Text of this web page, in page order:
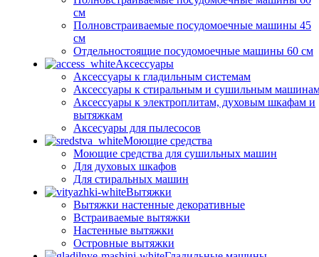
см
Полновстраиваемые посудомоечные машины 45
см
Отдельностоящие посудомоечные машины 60 см
Аксессуары
Аксессуары к гладильным системам
Аксессуары к стиральным и сушильным
Аксессуары к электроплитам, духовым шкафам и
вытяжкам
Аксесуары для пылесосов
Моющие средства
Моющие средства для сушильных машин
Для духовых шкафов
Для стиральных машин
Вытяжки
Вытяжки настенные декоративные
Встраиваемые вытяжки
Настенные вытяжки
Островные вытяжки